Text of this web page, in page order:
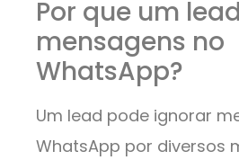
Por que um
mensagens no
WhatsApp?
Um lead pode ignorar
WhatsApp por diversos